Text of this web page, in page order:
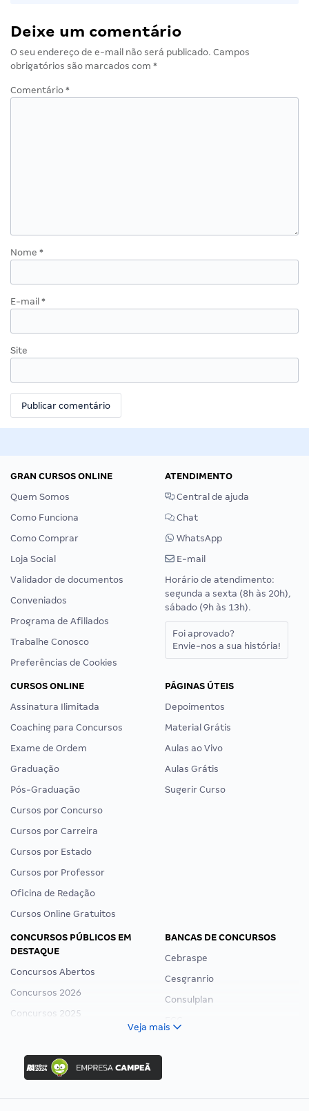
Deixe um comentário
O seu endereço de e-mail não será publicado. Campos
obrigatórios são marcados com *
Comentário *
Nome *
E-mail *
Site
GRAN CURSOS ONLINE
Quem Somos
Como Funciona
Como Comprar
Loja Social
Validador de documentos
Conveniados
Programa de Afiliados
Trabalhe Conosco
Preferências de Cookies
ATENDIMENTO
Central de ajuda
Chat
WhatsApp
E-mail
Horário de atendimento:
segunda a sexta (8h às 20h),
sábado (9h às 13h).
Foi aprovado?
Envie-nos a sua história!
CURSOS ONLINE
Assinatura Ilimitada
Coaching para Concursos
Exame de Ordem
Graduação
Pós-Graduação
Cursos por Concurso
Cursos por Carreira
Cursos por Estado
Cursos por Professor
Oficina de Redação
Cursos Online Gratuitos
PÁGINAS ÚTEIS
Depoimentos
Material Grátis
Aulas ao Vivo
Aulas Grátis
Sugerir Curso
CONCURSOS PÚBLICOS EM
DESTAQUE
Concursos Abertos
Concursos 2026
Concursos 2025
Concurso Ibama
Concurso MPU
Editais publicados
BANCAS DE CONCURSOS
Cebraspe
Cesgranrio
Consulplan
Veja mais